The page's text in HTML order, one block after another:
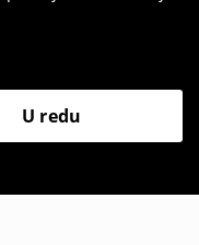
U redu